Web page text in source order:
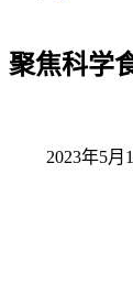
聚焦科学
2023年5月14